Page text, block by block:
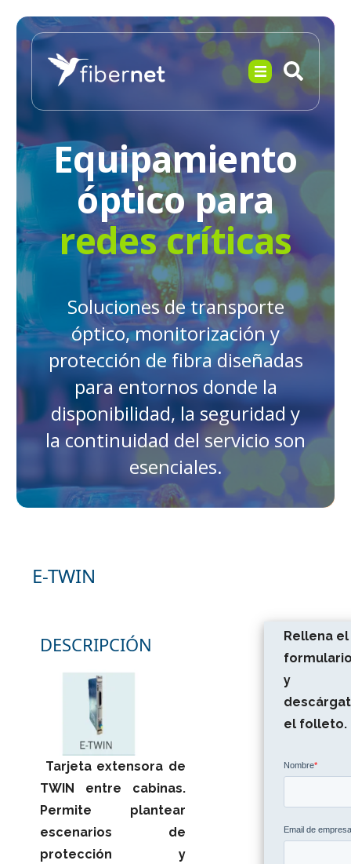
Equipamiento
óptico para
redes críticas
Soluciones de transporte
óptico, monitorización y
protección de fibra diseñadas
para entornos donde la
disponibilidad, la seguridad y
la continuidad del servicio son
esenciales.
E-TWIN
DESCRIPCIÓN
Tarjeta extensora de
TWIN entre cabinas.
Permite plantear
escenarios de
protección y
Rellena el
y
el folleto.